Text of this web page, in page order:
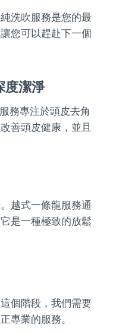
洗吹服務是您的最
您可以趕赴下一個
度潔淨
務專注於頭皮去角
善頭皮健康，並且
越式一條龍服務通
是一種極致的放鬆
個階段，我們需要
專業的服務。